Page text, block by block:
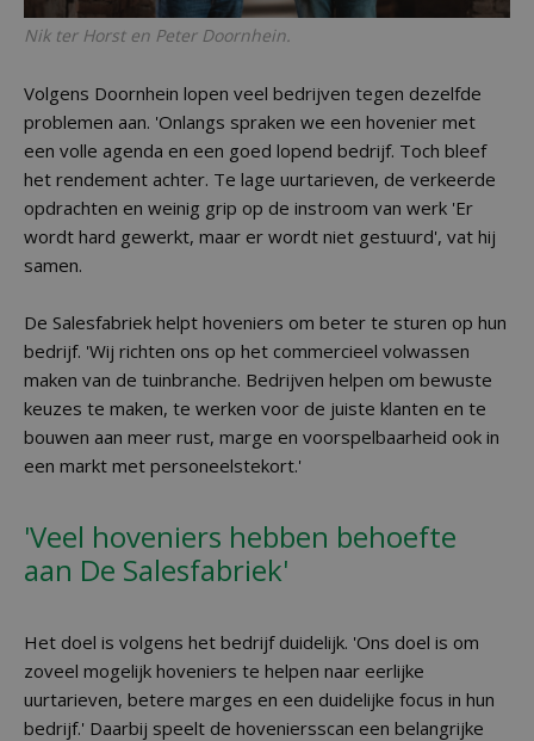
Nik ter Horst en Peter Doornhein.
Volgens Doornhein lopen veel bedrijven tegen dezelfde
problemen aan. 'Onlangs spraken we een hovenier met
een volle agenda en een goed lopend bedrijf. Toch bleef
het rendement achter. Te lage uurtarieven, de verkeerde
opdrachten en weinig grip op de instroom van werk 'Er
wordt hard gewerkt, maar er wordt niet gestuurd', vat hij
samen.
De Salesfabriek helpt hoveniers om beter te sturen op hun
bedrijf. 'Wij richten ons op het commercieel volwassen
maken van de tuinbranche. Bedrijven helpen om bewuste
keuzes te maken, te werken voor de juiste klanten en te
bouwen aan meer rust, marge en voorspelbaarheid ook in
een markt met personeelstekort.'
'Veel hoveniers hebben behoefte
aan De Salesfabriek'
Het doel is volgens het bedrijf duidelijk. 'Ons doel is om
zoveel mogelijk hoveniers te helpen naar eerlijke
uurtarieven, betere marges en een duidelijke focus in hun
bedrijf.' Daarbij speelt de hoveniersscan een belangrijke